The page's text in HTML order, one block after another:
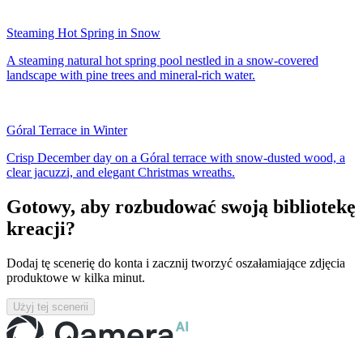
Steaming Hot Spring in Snow
A steaming natural hot spring pool nestled in a snow-covered
landscape with pine trees and mineral-rich water.
Góral Terrace in Winter
Crisp December day on a Góral terrace with snow-dusted wood, a
clear jacuzzi, and elegant Christmas wreaths.
Gotowy, aby rozbudować swoją bibliotekę
kreacji?
Dodaj tę scenerię do konta i zacznij tworzyć oszałamiające zdjęcia
produktowe w kilka minut.
Użyj tej scenerii